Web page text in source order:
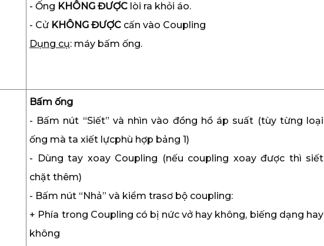
- Ống KHÔNG ĐƯỢC lòi ra khỏi áo.
- Cử KHÔNG ĐƯỢC cấn vào Coupling
Dụng cụ: máy bấm ống.
Bấm ống
- Bấm nút “Siết” và nhìn vào đồng hồ áp suất (tùy từng loại
ống mà ta xiết lựcphù hợp bảng 1)
- Dùng tay xoay Coupling (nếu coupling xoay được thì siết
chặt thêm)
- Bấm nút “Nhả” và kiểm trasơ bộ coupling:
+ Phía trong Coupling có bị nức vở hay không, biếng dạng hay
không